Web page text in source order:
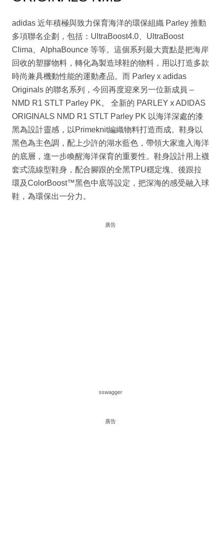
adidas 近年積極與致力保育海洋的環保組織 Parley 推動
多項聯名企劃，包括：UltraBoost4.0、UltraBoost
Clima、AlphaBounce 等等。這個系列最大賣點是把海岸
回收的塑膠物料，轉化為製造球鞋的物料，用以打造多款
時尚兼具機動性能的運動產品。而 Parley x adidas
Originals 的聯名系列，今回再度迎來另一位新成員 –
NMD R1 STLT Parley PK。 全新的 PARLEY x ADIDAS
ORIGINALS NMD R1 STLT Parley PK 以海洋深處的漆
黑為設計靈感，以Primeknit編織物料打造而成。鞋身以
黑色為主色調，配上少許的湖水藍色，帶領大家進入海洋
的底層，進一步喚醒海洋保育的重要性。鞋身設計用上襪
套式流線型鞋身，配合腳跟的全黑TPU穩定塊、後跟拉
環及ColorBoost™黑色中底等設定，把深海的感受融入球
鞋，為環保出一分力。
廣告
sswagger
廣告